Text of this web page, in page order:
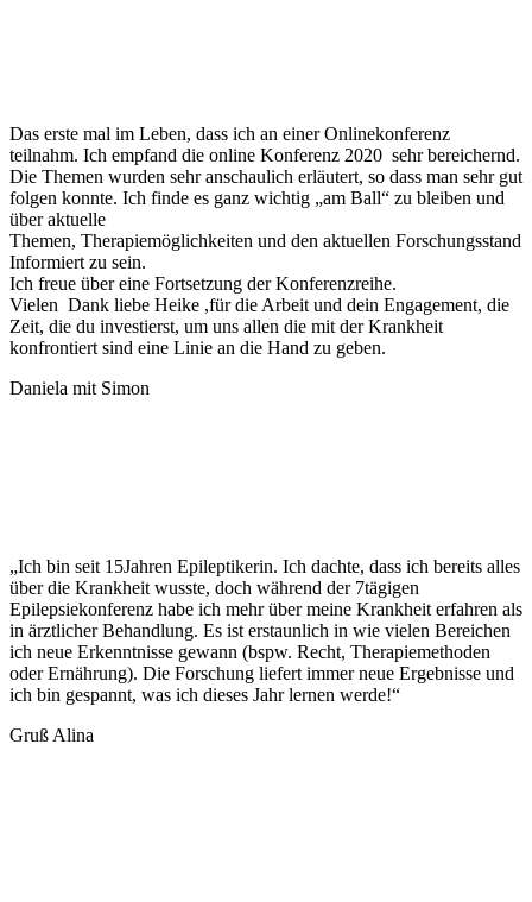
Das erste mal im Leben, dass ich an einer Onlinekonferenz
teilnahm. Ich empfand die online Konferenz 2020 sehr bereichernd.
Die Themen wurden sehr anschaulich erläutert, so dass man sehr gut
folgen konnte. Ich finde es ganz wichtig „am Ball“ zu bleiben und
über aktuelle
Themen, Therapiemöglichkeiten und den aktuellen Forschungsstand
Informiert zu sein.
Ich freue über eine Fortsetzung der Konferenzreihe.
Vielen Dank liebe Heike ,für die Arbeit und dein Engagement, die
Zeit, die du investierst, um uns allen die mit der Krankheit
konfrontiert sind eine Linie an die Hand zu geben.
Daniela mit Simon
„Ich bin seit 15Jahren Epileptikerin. Ich dachte, dass ich bereits alles
über die Krankheit wusste, doch während der 7tägigen
Epilepsiekonferenz habe ich mehr über meine Krankheit erfahren als
in ärztlicher Behandlung. Es ist erstaunlich in wie vielen Bereichen
ich neue Erkenntnisse gewann (bspw. Recht, Therapiemethoden
oder Ernährung). Die Forschung liefert immer neue Ergebnisse und
ich bin gespannt, was ich dieses Jahr lernen werde!“
Gruß Alina